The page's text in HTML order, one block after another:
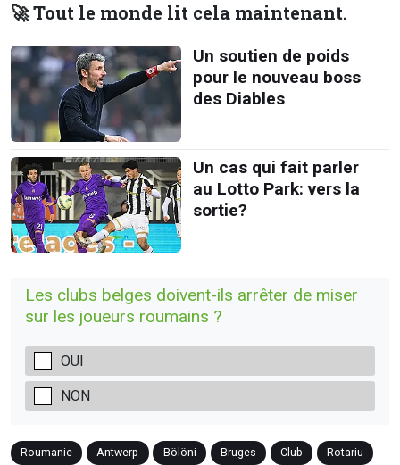
🚀 Tout le monde lit cela maintenant.
Un soutien de poids
pour le nouveau boss
des Diables
Un cas qui fait parler
au Lotto Park: vers la
sortie?
Les clubs belges doivent-ils arrêter de miser
sur les joueurs roumains ?
OUI
NON
Roumanie Antwerp Bölöni Bruges Club Rotariu